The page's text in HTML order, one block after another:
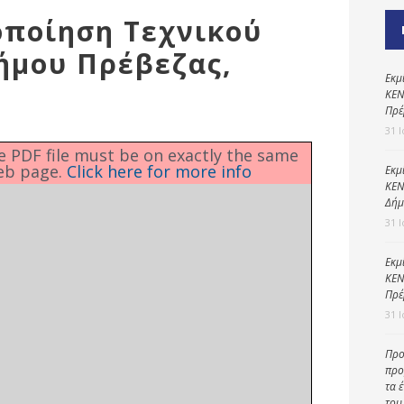
περιβάλλον
προστασία
Τεχνικού
Πρέβεζας,
file must be on exactly the same
page. Click here for more info
31
31
31
τα